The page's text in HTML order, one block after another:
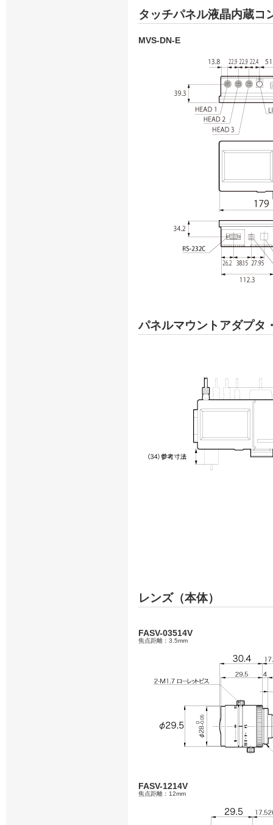
タッチパネル液晶内蔵コ
MVS-DN-E
パネルマウントアダプタ
レンズ（本体）
FASV-03514V
焦点距離：3.5mm
FASV-1214V
焦点距離：12mm